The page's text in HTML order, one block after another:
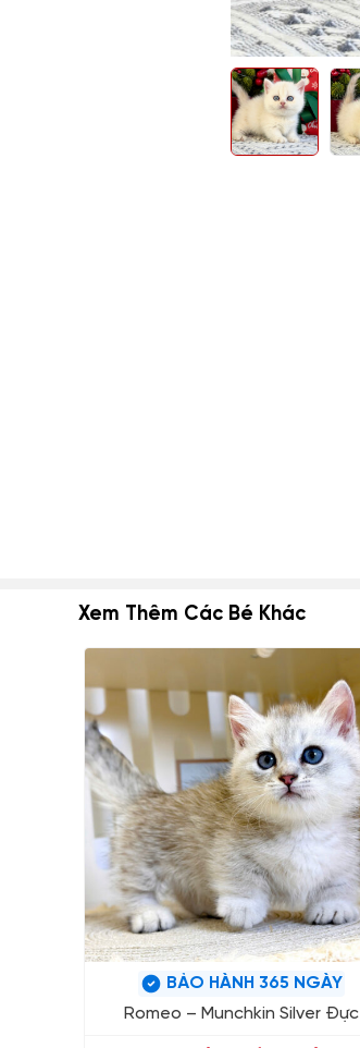
Xem Thêm Các Bé Khác
BẢO HÀNH 365 NGÀY
Romeo – Munchkin Silver Đực